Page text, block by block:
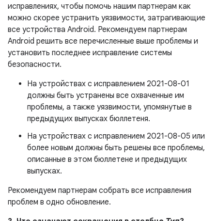
исправлениях, чтобы помочь нашим партнерам как
можно скорее устранить уязвимости, затрагивающие
все устройства Android. Рекомендуем партнерам
Android решить все перечисленные выше проблемы и
установить последнее исправление системы
безопасности.
На устройствах с исправлением 2021-08-01
должны быть устранены все охваченные им
проблемы, а также уязвимости, упомянутые в
предыдущих выпусках бюллетеня.
На устройствах с исправлением 2021-08-05 или
более новым должны быть решены все проблемы,
описанные в этом бюллетене и предыдущих
выпусках.
Рекомендуем партнерам собрать все исправления
проблем в одно обновление.